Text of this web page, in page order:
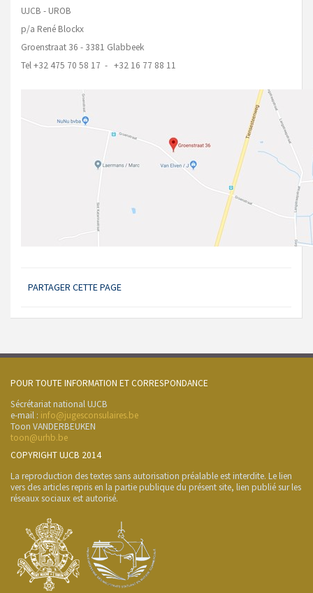
UJCB - UROB
p/a René Blockx
Groenstraat 36 - 3381 Glabbeek
Tel +32 475 70 58 17 - +32 16 77 88 11
PARTAGER CETTE PAGE
POUR TOUTE INFORMATION ET CORRESPONDANCE
Sécrétariat national UJCB
e-mail : info@jugesconsulaires.be
Toon VANDERBEUKEN
toon@urhb.be
COPYRIGHT UJCB 2014
La reproduction des textes sans autorisation préalable est interdite. Le lien
vers des articles repris en la partie publique du présent site, lien publié sur les
réseaux sociaux est autorisé.